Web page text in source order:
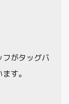
がタッグバ
す。